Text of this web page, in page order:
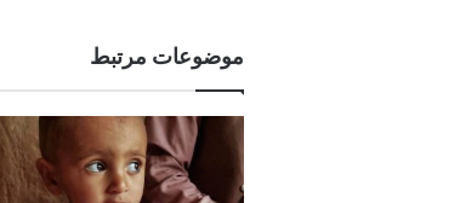
موضوعات مرتبط